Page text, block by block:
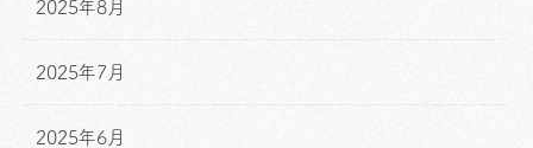
2025年8月
2025年7月
2025年6月